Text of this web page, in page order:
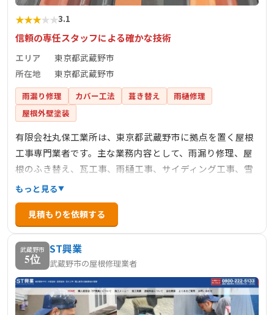
★★★★★3.1
信頼の専任スタッフによる確かな技術
エリア
東京都武蔵野市
所在地
東京都武蔵野市
雨漏り修理 カバー工法 葺き替え
雨樋修理
屋根外壁塗装
有限会社丸保工業所は、東京都武蔵野市に拠点を置く屋根
工事専門業者です。主な業務内容として、雨漏り修理、屋
根のふき替え、瓦工事、雨樋工事、サイディング工事、雪
止め工事など、屋根に関する幅広いサービスを提供してい
ます。工事の行程および金額の提示を明確にし、専任スタ
ッフの確かな技術で施工を行うことを特徴としています。
もっと見る
見積もりを依頼する
武蔵野市
5位
ST興業
武蔵野市の屋根修理業者